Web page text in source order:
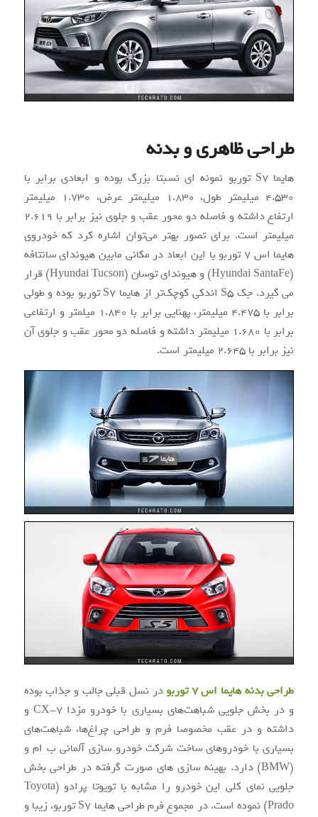
طراحی ظاهری و بدنه
هایما S7 توربو نمونه‌ ای نسبتا بزرگ بوده و ابعادی برابر با
۴.۵۳۰ میلیمتر طول، ۱.۸۳۰ میلیمتر عرض، ۱.۷۳۰ میلیمتر
ارتفاع داشته و فاصله دو محور عقب و جلوی نیز برابر با ۲.۶۱۹
میلیمتر است. برای تصور بهتر می‌توان اشاره کرد که خودروی
هایما اس ۷ توربو با این ابعاد در مکانی مابین هیوندای سانتافه
(Hyundai SantaFe) و هیوندای توسان (Hyundai Tucson) قرار
می گیرد. جک S5 اندکی کوچک‌تر از هایما S7 توربو بوده و طولی
برابر با ۴.۴۷۵ میلیمتر، پهنایی برابر با ۱.۸۴۰ میلمتر و ارتفاعی
برابر با ۱.۶۸۰ میلیمتر داشته و فاصله دو محور عقب و جلوی آن
نیز برابر با ۲.۶۴۵ میلیمتر است.
طراحی بدنه هایما اس ۷ توربو
در نسل قبلی جالب و جذاب بوده
و در بخش جلویی شباهت‌های بسیاری با خودرو مزدا CX-7 و
داشته و در عقب مخصوصا فرم و طراحی چراغ‌ها، شباهت‌های
بسیاری با خودروهای ساخت شرکت خودرو سازی آلمانی ب ام و
(BMW) دارد. بهینه سازی های صورت گرفته در طراحی بخش
جلویی نمای کلی این خودرو را مشابه با تویوتا پرادو (Toyota
Prado) نموده است. در مجموع فرم طراحی هایما S7 توربو، زیبا و